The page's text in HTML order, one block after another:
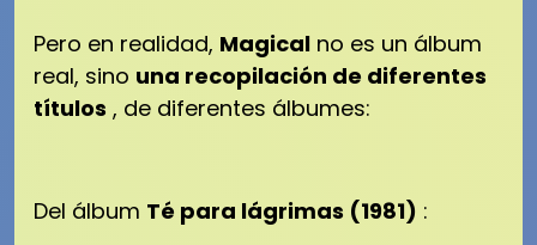
Pero en realidad, Magical no es un álbum
real, sino una recopilación de diferentes
títulos , de diferentes álbumes:
Del álbum Té para lágrimas (1981) :